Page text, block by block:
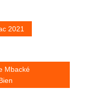
2021
Mbacké